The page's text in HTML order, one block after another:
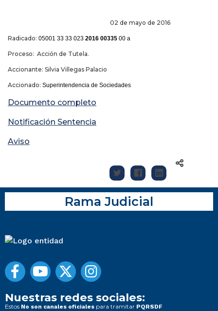
02 de mayo de 2016
Radicado: 05001 33 33 023 2016 00335 00 a
Proceso: Acción de Tutela.
Accionante: Silvia Villegas Palacio
Accionado: Superintendencia de Sociedades
Documento completo
Notificación Sentencia
Aviso
Rama Judicial
Nuestras redes sociales:
Estos No son canales oficiales para tramitar PQRSDF